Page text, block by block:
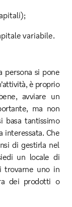
variabile.
persona si pone
è proprio
avviare un
ma non
basa tantissimo
interessata. Che
di gestirla nel
un locale di
trovarne uno in
dei prodotti o